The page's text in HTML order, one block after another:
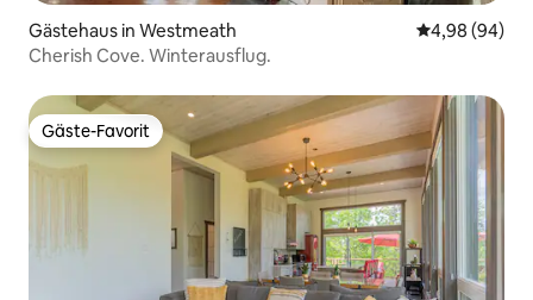
Gästehaus in Westmeath
4,98 (94)
Cherish Cove. Winterausflug.
Gäste-Favorit
Gäste-Favorit